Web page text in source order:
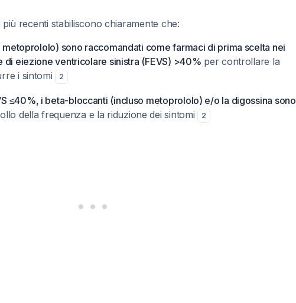
recenti stabiliscono chiaramente che:
sono raccomandati come farmaci di prima scelta nei
di eiezione ventricolare sinistra (FEVS) >40% per controllare la
i sintomi
2
≤40%, i beta-bloccanti (incluso metoprololo) e/o la digossina sono
della frequenza e la riduzione dei sintomi 2